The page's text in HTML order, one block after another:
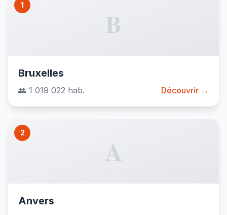
1
B
Bruxelles
👥 1 019 022 hab. Découvrir →
2
A
Anvers